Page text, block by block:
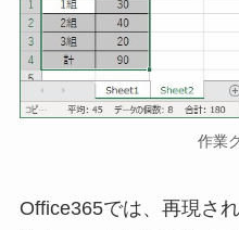
作業
Office365では、再現さ